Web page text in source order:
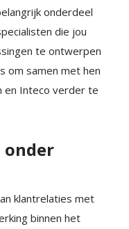
onderdeel
die jou
te ontwerpen
om samen met hen
en Inteco verder te
onder
klantrelaties met
binnen het